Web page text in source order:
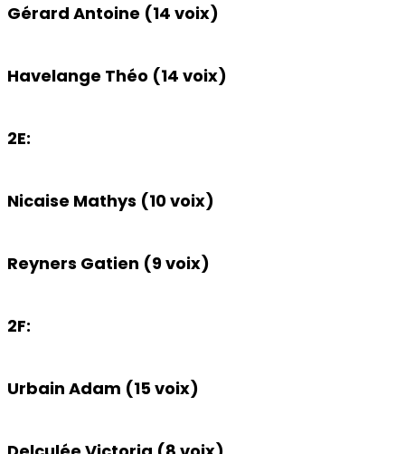
Gérard Antoine (14 voix)
Havelange Théo (14 voix)
2E:
Nicaise Mathys (10 voix)
Reyners Gatien (9 voix)
2F:
Urbain Adam (15 voix)